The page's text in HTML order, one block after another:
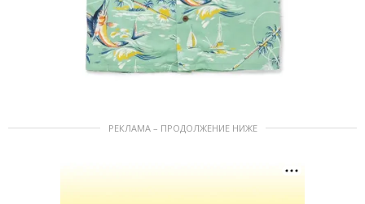
РЕКЛАМА – ПРОДОЛЖЕНИЕ НИЖЕ